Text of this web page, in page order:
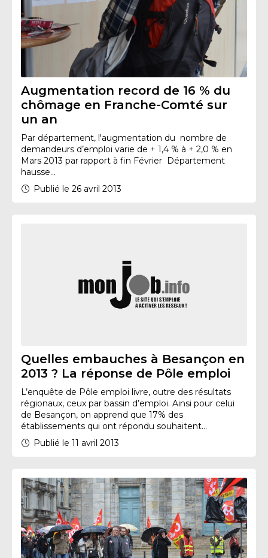
Augmentation record de 16 % du
chômage en Franche-Comté sur
un an
Par département, l'augmentation du nombre de
demandeurs d’emploi varie de + 1,4 % à + 2,0 % en
Mars 2013 par rapport à fin Février Département
hausse...
Publié le 26 avril 2013
Quelles embauches à Besançon en
2013 ? La réponse de Pôle emploi
L’enquête de Pôle emploi livre, outre des résultats
régionaux, ceux par bassin d’emploi. Ainsi pour celui
de Besançon, on apprend que 17% des
établissements qui ont répondu souhaitent...
Publié le 11 avril 2013